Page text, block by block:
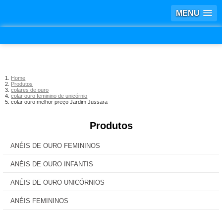
MENU
Home
Produtos
colares de ouro
colar ouro feminino de unicórnio
colar ouro melhor preço Jardim Jussara
Produtos
ANÉIS DE OURO FEMININOS
ANÉIS DE OURO INFANTIS
ANÉIS DE OURO UNICÓRNIOS
ANÉIS FEMININOS